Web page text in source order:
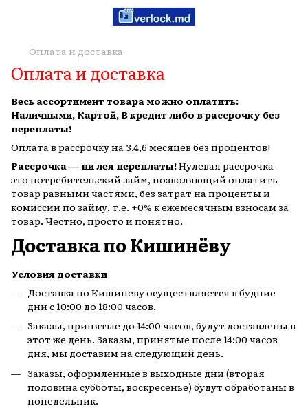
Оплата и доставка
Оплата и доставка
Весь ассортимент товара можно оплатить:
Наличными, Картой, В кредит либо в рассрочку без
переплаты!
Оплата в рассрочку на 3,4,6 месяцев без процентов!
Рассрочка — ни лея переплаты!Нулевая рассрочка –
это потребительский займ, позволяющий оплатить
товар равными частями, без затрат на проценты и
комиссии по займу, т.е. +0% к ежемесячным взносам за
товар. Честно, просто и понятно.
Доставка по Кишинёву
Условия доставки
Доставка по Кишиневу осуществляется в будние
дни с 10:00 до 18:00 часов.
Заказы, принятые до 14:00 часов, будут доставлены в
этот же день. Заказы, принятые после 14:00 часов
дня, мы доставим на следующий день.
Заказы, оформленные в выходные дни (вторая
половина субботы, воскресенье) будут обработаны в
понедельник.